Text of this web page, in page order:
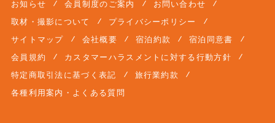
お知らせ
会員制度のご案内
お問い合わせ
取材・撮影について
プライバシーポリシー
サイトマップ
会社概要 宿泊約款
宿泊同意書
会員規約
カスタマーハラスメントに対する行動方針
特定商取引法に基づく表記
旅行業約款
各種利用案内・よくある質問